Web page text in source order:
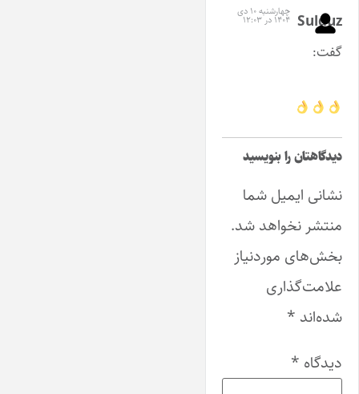
Sulduz
گفت:
چهارشنبه ۱۰ دی
۱۴۰۴ در ۱۲:۰۳
دیدگاهتان را بنویسید
نشانی ایمیل شما
منتشر نخواهد شد.
بخش‌های موردنیاز
علامت‌گذاری
شده‌اند *
دیدگاه *